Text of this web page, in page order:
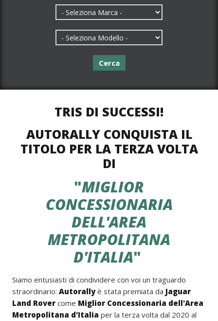
Cerca
TRIS DI SUCCESSI!
AUTORALLY CONQUISTA IL
TITOLO PER LA TERZA VOLTA
DI
"MIGLIOR
CONCESSIONARIA
DELL'AREA
METROPOLITANA
D'ITALIA"
Siamo entusiasti di condividere con voi un traguardo
straordinario: Autorallyè stata premiata da Jaguar
Land Rover come Miglior Concessionaria dell'Area
Metropolitana d'Italia per la terza volta dal 2020 al